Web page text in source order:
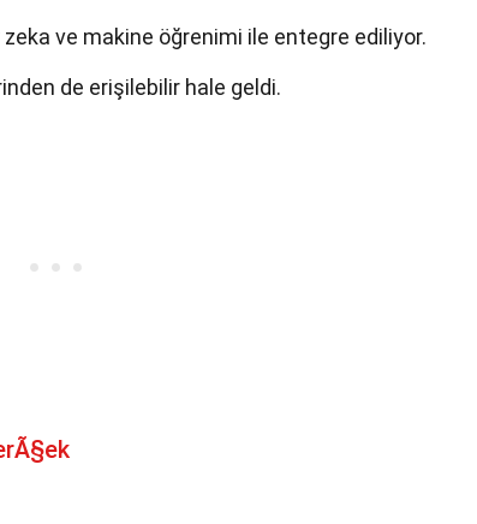
zeka ve makine öğrenimi ile entegre ediliyor.
de erişilebilir hale geldi.